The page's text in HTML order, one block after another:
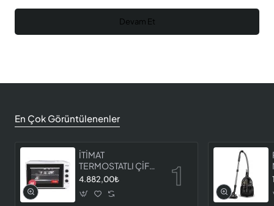
Devam Et
En Çok Görüntülenenler
İTİMAT
TERMOSTATLI ÇİFT
CAMLI FIRIN 8060
4.882,00₺